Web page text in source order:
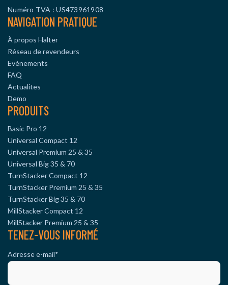
Numéro TVA : US473961908
NAVIGATION PRATIQUE
À propos Halter
Réseau de revendeurs
Evènements
FAQ
Actualites
Demo
PRODUITS
Basic Pro 12
Universal Compact 12
Universal Premium 25 & 35
Universal Big 35 & 70
TurnStacker Compact 12
TurnStacker Premium 25 & 35
TurnStacker Big 35 & 70
MillStacker Compact 12
MillStacker Premium 25 & 35
TENEZ-VOUS INFORMÉ
Adresse e-mail*